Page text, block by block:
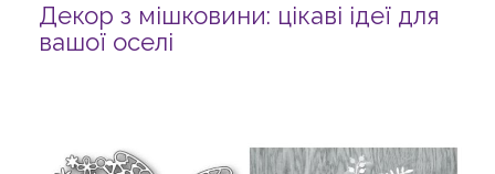
Декор з мішковини: цікаві ідеї для
вашої оселі